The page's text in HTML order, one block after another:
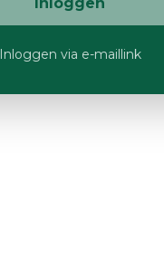
Inloggen via e-maillink